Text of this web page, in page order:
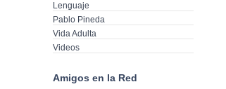
Lenguaje
Pablo Pineda
Vida Adulta
Videos
Amigos en la Red